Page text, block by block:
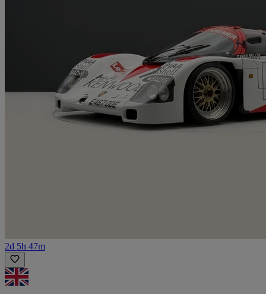
2d 5h 47m